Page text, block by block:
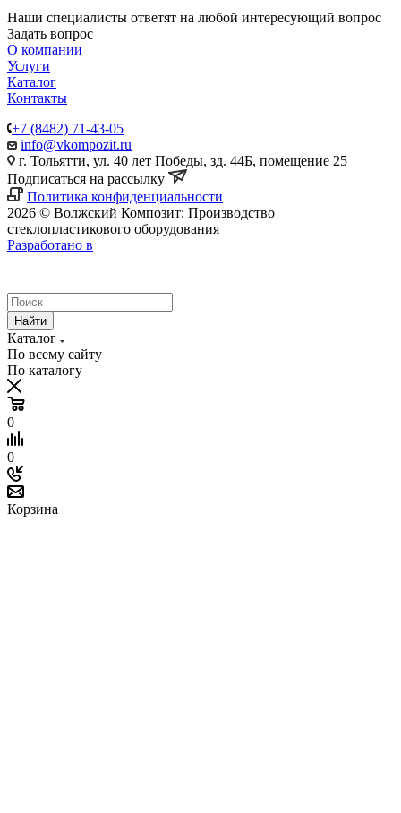
Наши специалисты ответят на любой интересующий вопрос
Задать вопрос
О компании
Услуги
Каталог
Контакты
+7 (8482) 71-43-05
info@vkompozit.ru
г. Тольятти, ул. 40 лет Победы, зд. 44Б, помещение 25
Подписаться на рассылку
Политика конфиденциальности
2026 © Волжский Композит: Производство
стеклопластикового оборудования
Разработано в
Найти
Каталог
По всему сайту
По каталогу
0
0
Корзина